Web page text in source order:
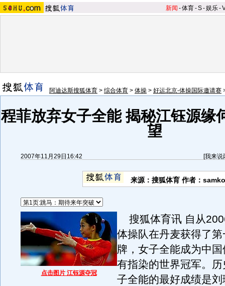
新闻 -体育-S-娱乐-
阿迪达斯搜狐体育 > 综合体育 > 体操 > 好运北京-体操国际邀请赛
程菲放弃女子全能 揭秘江钰源缘
望
2007年11月29日16:42 [我来说
来源：搜狐体育 作者：
点击图片 江钰源夺冠
搜狐体育讯 自从
体操队在丹麦获得了
牌，女子全能成为中
有指染的世界冠军。
子全能的最好成绩是